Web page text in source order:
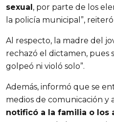
sexual , por parte de los
la policía municipal”, reiteró
Al respecto, la madre del
rechazó el dictamen, pues
golpeó ni violó solo”.
Además, informó que se
medios de comunicación y
notificó a la familia o los